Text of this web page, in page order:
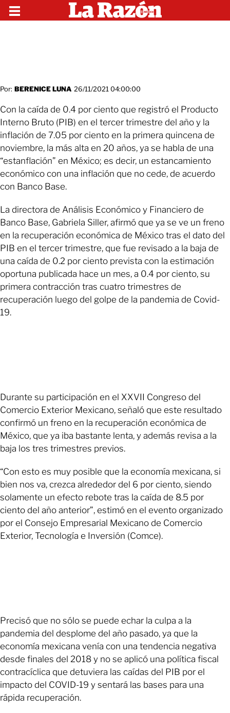
Por: BERENICE LUNA 26/11/2021 04:00:00
Con la caída de 0.4 por ciento que registró el Producto
Interno Bruto (PIB) en el tercer trimestre del año y la
inflación de 7.05 por ciento en la primera quincena de
noviembre, la más alta en 20 años, ya se habla de una
“estanflación” en México; es decir, un estancamiento
económico con una inflación que no cede, de acuerdo
con Banco Base.
La directora de Análisis Económico y Financiero de
Banco Base, Gabriela Siller, afirmó que ya se ve un freno
en la recuperación económica de México tras el dato del
PIB en el tercer trimestre, que fue revisado a la baja de
una caída de 0.2 por ciento prevista con la estimación
oportuna publicada hace un mes, a 0.4 por ciento, su
primera contracción tras cuatro trimestres de
recuperación luego del golpe de la pandemia de Covid-
19.
Durante su participación en el XXVII Congreso del
Comercio Exterior Mexicano, señaló que este resultado
confirmó un freno en la recuperación económica de
México, que ya iba bastante lenta, y además revisa a la
baja los tres trimestres previos.
“Con esto es muy posible que la economía mexicana, si
bien nos va, crezca alrededor del 6 por ciento, siendo
solamente un efecto rebote tras la caída de 8.5 por
ciento del año anterior”, estimó en el evento organizado
por el Consejo Empresarial Mexicano de Comercio
Exterior, Tecnología e Inversión (Comce).
Precisó que no sólo se puede echar la culpa a la
pandemia del desplome del año pasado, ya que la
economía mexicana venía con una tendencia negativa
desde finales del 2018 y no se aplicó una política fiscal
contracíclica que detuviera las caídas del PIB por el
impacto del COVID-19 y sentará las bases para una
rápida recuperación.